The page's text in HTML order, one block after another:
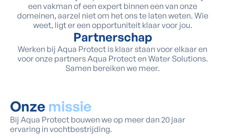
een vakman of een expert binnen een van onze
domeinen, aarzel niet om het ons te laten weten. Wie
weet, ligt er een opportuniteit klaar voor jou.
Partnerschap
Werken bij Aqua Protect is klaar staan voor elkaar en
voor onze partners Aqua Protect en Water Solutions.
Samen bereiken we meer.
Onze missie
Bij Aqua Protect bouwen we op meer dan 20 jaar
ervaring in vochtbestrijding.